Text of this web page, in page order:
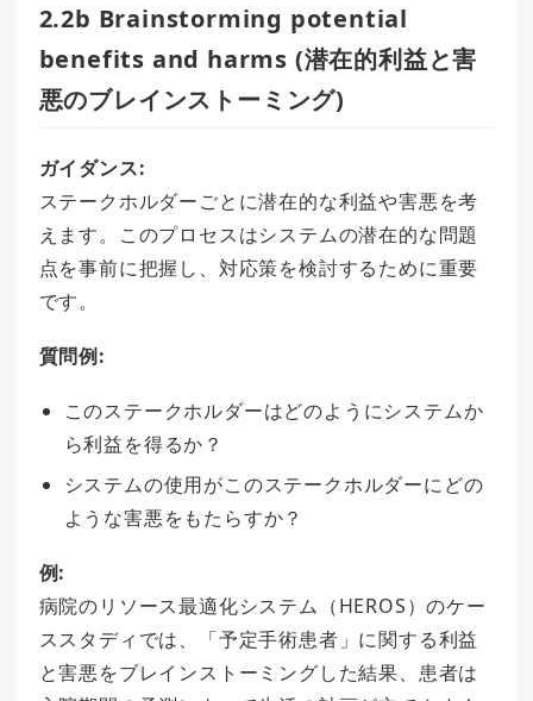
2.2b Brainstorming potential
benefits and harms (潜在的利益と害
悪のブレインストーミング)
ガイダンス:
ステークホルダーごとに潜在的な利益や害悪を考
えます。このプロセスはシステムの潜在的な問題
点を事前に把握し、対応策を検討するために重要
です。
質問例:
このステークホルダーはどのようにシステムか
ら利益を得るか？
システムの使用がこのステークホルダーにどの
ような害悪をもたらすか？
例:
病院のリソース最適化システム（HEROS）のケー
ススタディでは、「予定手術患者」に関する利益
と害悪をブレインストーミングした結果、患者は